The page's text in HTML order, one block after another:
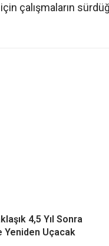
çalışmaların
4,5 Yıl Sonra
Yeniden Uçacak